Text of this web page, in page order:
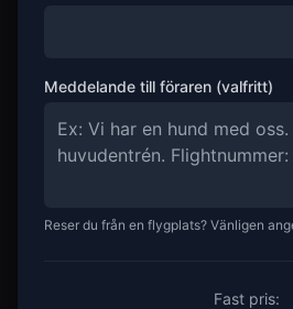
Meddelande till föraren (valfritt)
Reser du från en flygplats? Vänligen
Fast pris: